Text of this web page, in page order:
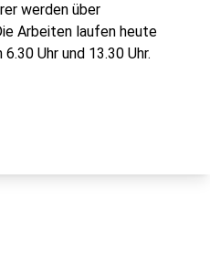
werden über
Arbeiten laufen heute
Uhr und 13.30 Uhr.